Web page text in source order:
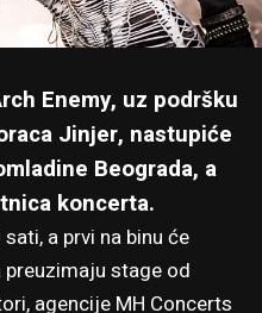
Enemy, uz podršku
Jinjer, nastupiće
Beograda, a
koncerta.
a prvi na binu će
stage od
agencije MH Concerts